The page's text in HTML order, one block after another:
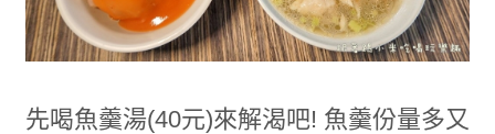
先喝魚羹湯(40元)來解渴吧! 魚羹份量多又